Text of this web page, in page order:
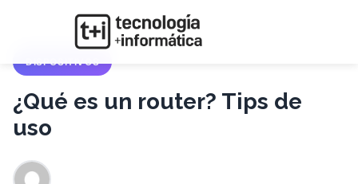
DISPOSITIVOS
¿Qué es un router? Tips de
uso